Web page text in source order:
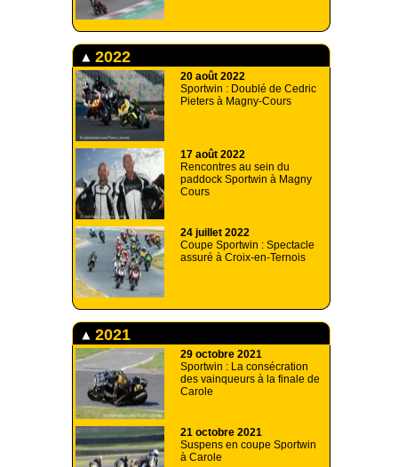
2022
20 août 2022
Sportwin : Doublé de Cedric
Pieters à Magny-Cours
17 août 2022
Rencontres au sein du
paddock Sportwin à Magny
Cours
24 juillet 2022
Coupe Sportwin : Spectacle
assuré à Croix-en-Ternois
2021
29 octobre 2021
Sportwin : La consécration
des vainqueurs à la finale de
Carole
21 octobre 2021
Suspens en coupe Sportwin
à Carole